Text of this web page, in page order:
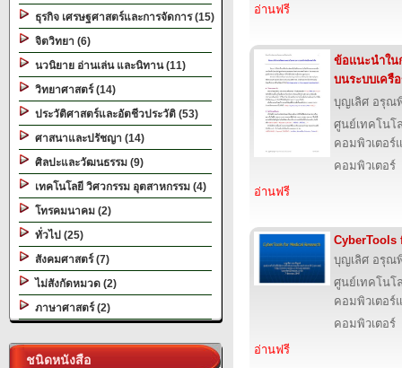
ธุรกิจ เศรษฐศาสตร์และการจัดการ (15)
จิตวิทยา (6)
นวนิยาย อ่านเล่น และนิทาน (11)
วิทยาศาสตร์ (14)
ประวัติศาสตร์และอัตชีวประวัติ (53)
ศาสนาและปรัชญา (14)
ศิลปะและวัฒนธรรม (9)
เทคโนโลยี วิศวกรรม อุตสาหกรรม (4)
โทรคมนาคม (2)
ทั่วไป (25)
สังคมศาสตร์ (7)
ไม่สังกัดหมวด (2)
ภาษาศาสตร์ (2)
ชนิดหนังสือ
อ่านฟรี
ข้อแนะนําใน
บนระบบเครื
บุญเลิศ อรุณ
ศูนย์เทคโนโ
คอมพิวเตอร์
คอมพิวเตอร์
อ่านฟรี
CyberTools
บุญเลิศ อรุณ
ศูนย์เทคโนโ
คอมพิวเตอร์
คอมพิวเตอร์
อ่านฟรี